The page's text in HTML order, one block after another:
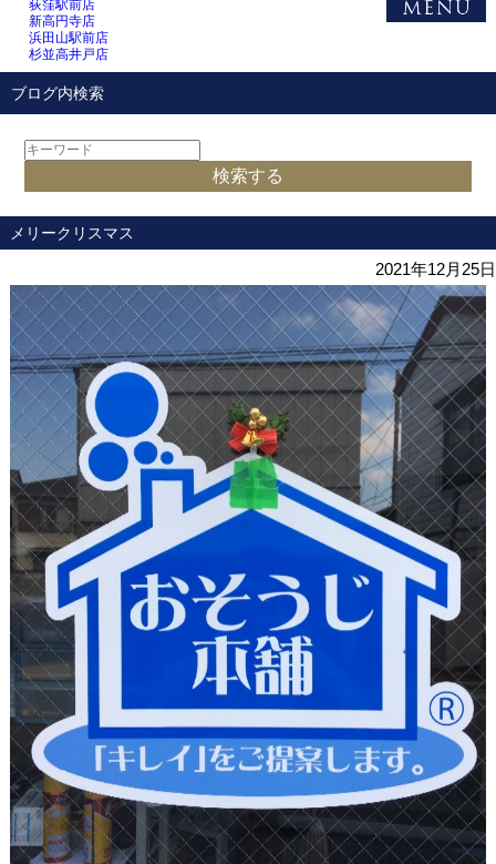
荻窪駅前店
新高円寺店
浜田山駅前店
杉並高井戸店
ブログ内検索
メリークリスマス
2021年12月25日